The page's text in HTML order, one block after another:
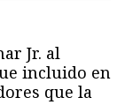
Jr. al
incluido en
que la